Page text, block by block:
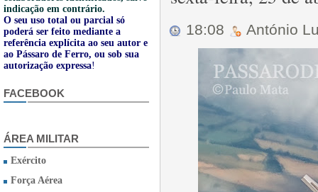
indicação em contrário.
O seu uso total ou parcial só
poderá ser feito mediante a
referência explícita ao seu autor e
ao Pássaro de Ferro, ou sob sua
autorização expressa!
FACEBOOK
ÁREA MILITAR
Exército
Força Aérea
18:08 António